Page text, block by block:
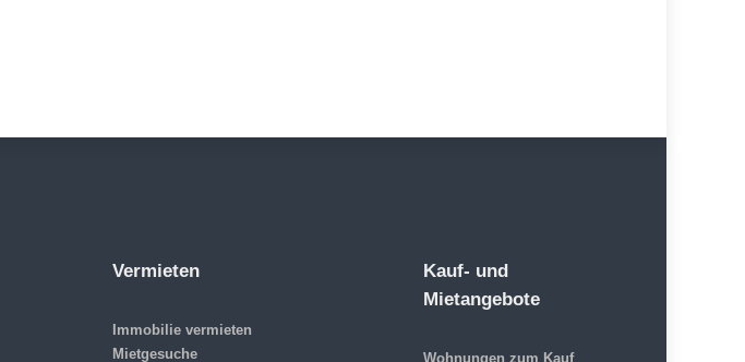
Vermieten
Immobilie vermieten
Mietgesuche
Kauf- und
Mietangebote
Wohnungen zum Kauf